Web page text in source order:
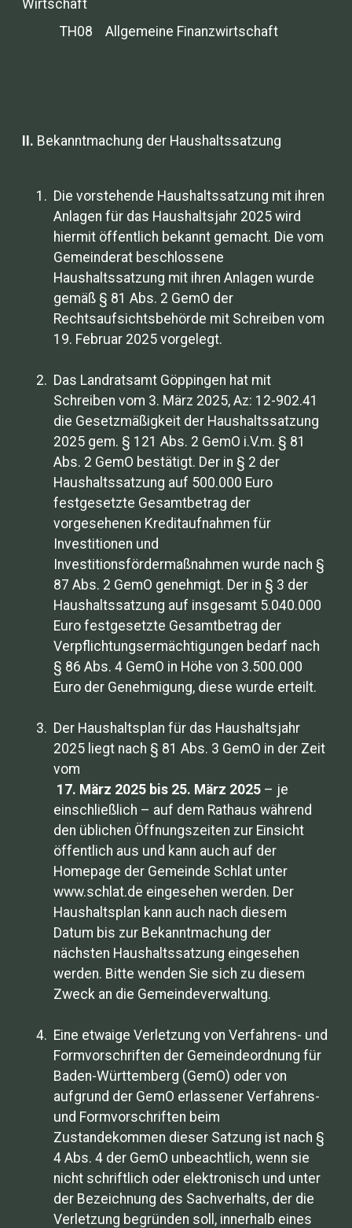
Wirtschaft
TH08 Allgemeine Finanzwirtschaft
II. Bekanntmachung der Haushaltssatzung
Die vorstehende Haushaltssatzung mit ihren
Anlagen für das Haushaltsjahr 2025 wird
hiermit öffentlich bekannt gemacht. Die vom
Gemeinderat beschlossene
Haushaltssatzung mit ihren Anlagen wurde
gemäß § 81 Abs. 2 GemO der
Rechtsaufsichtsbehörde mit Schreiben vom
19. Februar 2025 vorgelegt.
Das Landratsamt Göppingen hat mit
Schreiben vom 3. März 2025, Az: 12-902.41
die Gesetzmäßigkeit der Haushaltssatzung
2025 gem. § 121 Abs. 2 GemO i.V.m. § 81
Abs. 2 GemO bestätigt. Der in § 2 der
Haushaltssatzung auf 500.000 Euro
festgesetzte Gesamtbetrag der
vorgesehenen Kreditaufnahmen für
Investitionen und
Investitionsfördermaßnahmen wurde nach §
87 Abs. 2 GemO genehmigt. Der in § 3 der
Haushaltssatzung auf insgesamt 5.040.000
Euro festgesetzte Gesamtbetrag der
Verpflichtungsermächtigungen bedarf nach
§ 86 Abs. 4 GemO in Höhe von 3.500.000
Euro der Genehmigung, diese wurde erteilt.
Der Haushaltsplan für das Haushaltsjahr
2025 liegt nach § 81 Abs. 3 GemO in der Zeit
vom
17. März 2025 bis 25. März 2025 – je
einschließlich – auf dem Rathaus während
den üblichen Öffnungszeiten zur Einsicht
öffentlich aus und kann auch auf der
Homepage der Gemeinde Schlat unter
www.schlat.de eingesehen werden. Der
Haushaltsplan kann auch nach diesem
Datum bis zur Bekanntmachung der
nächsten Haushaltssatzung eingesehen
werden. Bitte wenden Sie sich zu diesem
Zweck an die Gemeindeverwaltung.
Eine etwaige Verletzung von Verfahrens- und
Formvorschriften der Gemeindeordnung für
Baden-Württemberg (GemO) oder von
aufgrund der GemO erlassener Verfahrens-
und Formvorschriften beim
Zustandekommen dieser Satzung ist nach §
4 Abs. 4 der GemO unbeachtlich, wenn sie
nicht schriftlich oder elektronisch und unter
der Bezeichnung des Sachverhalts, der die
Verletzung begründen soll, innerhalb eines